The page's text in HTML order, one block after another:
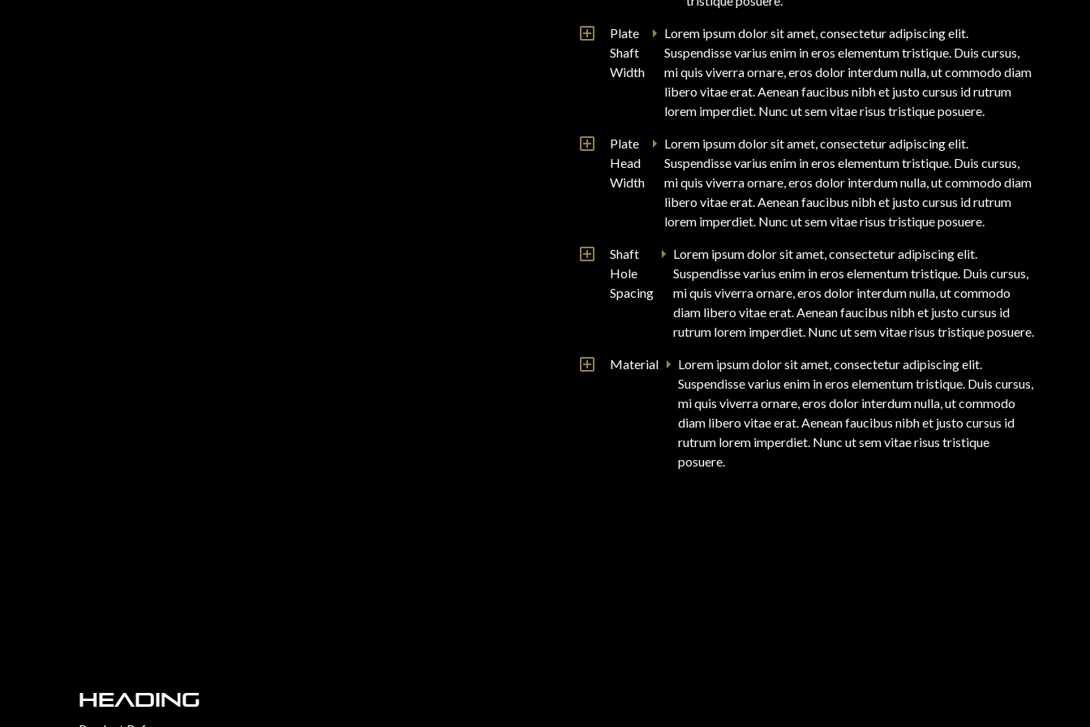
Plate
Shaft
Width
Lorem ipsum dolor sit amet, consectetur adipiscing elit.
Suspendisse varius enim in eros elementum tristique. Duis cursus,
mi quis viverra ornare, eros dolor interdum nulla, ut commodo diam
libero vitae erat. Aenean faucibus nibh et justo cursus id rutrum
lorem imperdiet. Nunc ut sem vitae risus tristique posuere.
Plate
Head
Width
Lorem ipsum dolor sit amet, consectetur adipiscing elit.
Suspendisse varius enim in eros elementum tristique. Duis cursus,
mi quis viverra ornare, eros dolor interdum nulla, ut commodo diam
libero vitae erat. Aenean faucibus nibh et justo cursus id rutrum
lorem imperdiet. Nunc ut sem vitae risus tristique posuere.
Shaft
Hole
Spacing
Lorem ipsum dolor sit amet, consectetur adipiscing elit.
Suspendisse varius enim in eros elementum tristique. Duis cursus,
mi quis viverra ornare, eros dolor interdum nulla, ut commodo
diam libero vitae erat. Aenean faucibus nibh et justo cursus id
rutrum lorem imperdiet. Nunc ut sem vitae risus tristique posuere.
Material
Lorem ipsum dolor sit amet, consectetur adipiscing elit.
Suspendisse varius enim in eros elementum tristique. Duis cursus,
mi quis viverra ornare, eros dolor interdum nulla, ut commodo
diam libero vitae erat. Aenean faucibus nibh et justo cursus id
rutrum lorem imperdiet. Nunc ut sem vitae risus tristique
posuere.
Heading